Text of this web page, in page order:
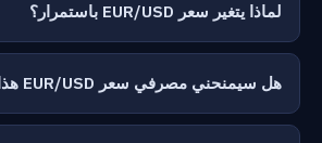
لماذا يتغير سعر EUR/USD باستمرار؟
هل سيمنحني مصرفي سعر EUR/USD هذا؟